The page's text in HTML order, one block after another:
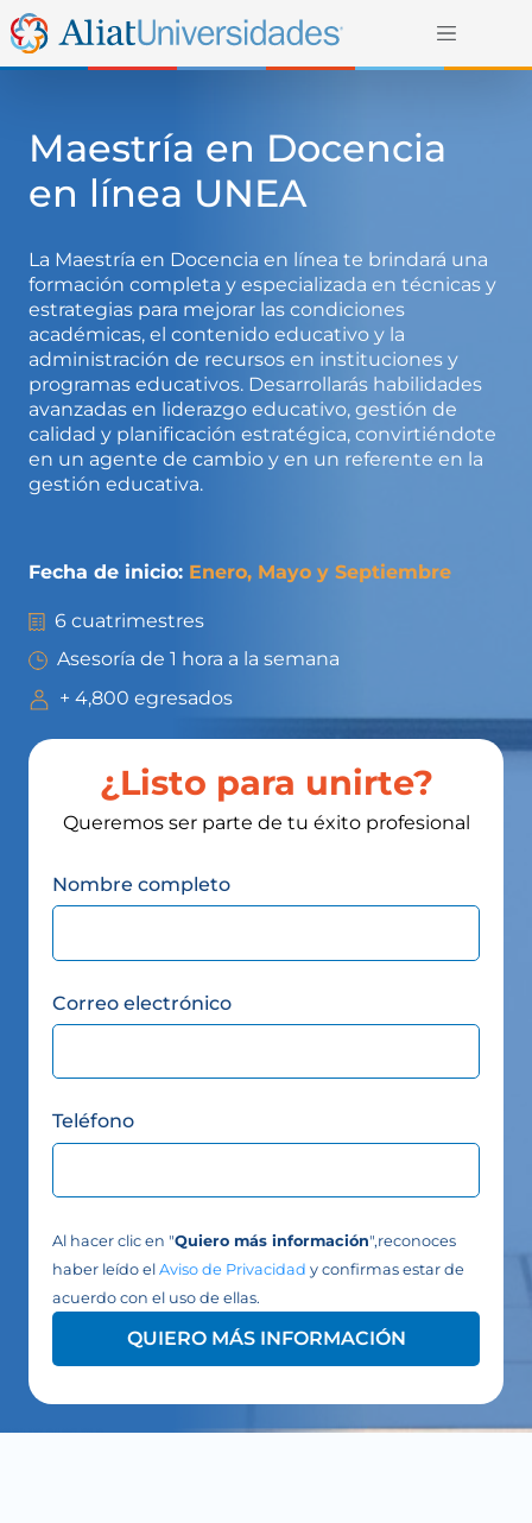
Maestría en Docencia
en línea UNEA
La Maestría en Docencia en línea te brindará una
formación completa y especializada en técnicas y
estrategias para mejorar las condiciones
académicas, el contenido educativo y la
administración de recursos en instituciones y
programas educativos. Desarrollarás habilidades
avanzadas en liderazgo educativo, gestión de
calidad y planificación estratégica, convirtiéndote
en un agente de cambio y en un referente en la
gestión educativa.
Fecha de inicio: Enero, Mayo y Septiembre
6 cuatrimestres
Asesoría de 1 hora a la semana
+ 4,800 egresados
¿Listo para unirte?
Queremos ser parte de tu éxito profesional
Nombre completo
Correo electrónico
Teléfono
Al hacer clic en "Quiero más información",reconoces
haber leído el Aviso de Privacidad y confirmas estar de
acuerdo con el uso de ellas.
QUIERO MÁS INFORMACIÓN